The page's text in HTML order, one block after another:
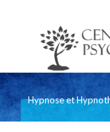
Hypnose et